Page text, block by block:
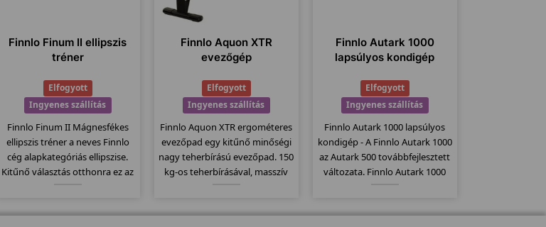
Finnlo Finum II ellipszis
tréner
Elfogyott
Ingyenes szállítás
Finnlo Finum II Mágnesfékes
ellipszis tréner a neves Finnlo
cég alapkategóriás ellipszise.
Kitűnő választás otthonra ez az
további 10 erősségi fokozatban
Finnlo Aquon XTR
evezőgép
Elfogyott
Ingyenes szállítás
Finnlo Aquon XTR ergométeres
evezőpad egy kitűnő minőségi
nagy teherbírású evezőpad. 150
kg-os teherbírásával, masszív
állítható nehézségi szint, 11
Finnlo Autark 1000
lapsúlyos kondigép
Elfogyott
Ingyenes szállítás
Finnlo Autark 1000 lapsúlyos
kondigép - A Finnlo Autark 1000
az Autark 500 továbbfejlesztett
változata. Finnlo Autark 1000
gyakorlati lehetőségeket kínál.